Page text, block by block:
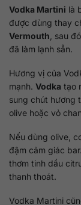
Vodka Martini là
được dùng thay
Vermouth , sau
đã làm lạnh sẵn.
Hương vị của
mạnh. Vodka tạo
sung chút hương
olive hoặc vỏ
Nếu dùng olive,
đậm cảm giác
thơm tinh dầu
thanh thoát.
Vodka Martini